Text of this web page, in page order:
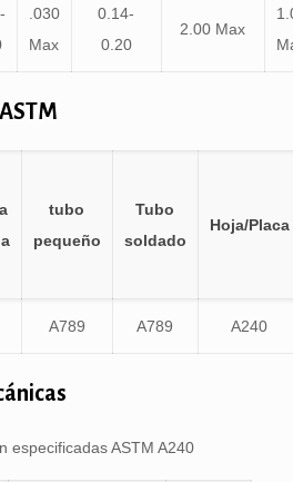
.030
Max
0.14-
0.20
2.00 Max
tubo
pequeño
Tubo
soldado
Hoja/Placa
A789 A789 A240
especificadas ASTM A240